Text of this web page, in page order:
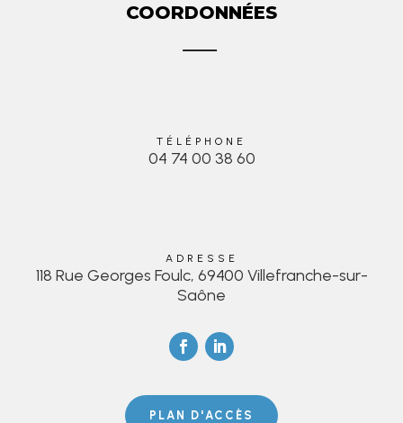
COORDONNÉES
TÉLÉPHONE
04 74 00 38 60
ADRESSE
118 Rue Georges Foulc, 69400 Villefranche-sur-
Saône
PLAN D'ACCÈS